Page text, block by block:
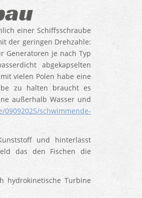
einer Schiffsschraube
der geringen Drehzahle:
Generatoren je nach Typ
abgekapselten
vielen Polen habe eine
zu halten braucht es
außerhalb Wasser und
schwimmende-
und hinterlässt
das den Fischen die
hydrokinetische Turbine